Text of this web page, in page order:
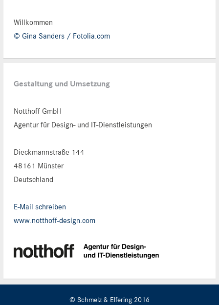
Willkommen
© Gina Sanders / Fotolia.com
Gestaltung und Umsetzung
Notthoff GmbH
Agentur für Design- und IT-Dienstleistungen
Dieckmannstraße 144
48161 Münster
Deutschland
E-Mail schreiben
www.notthoff-design.com
© Schmelz & Elfering 2016